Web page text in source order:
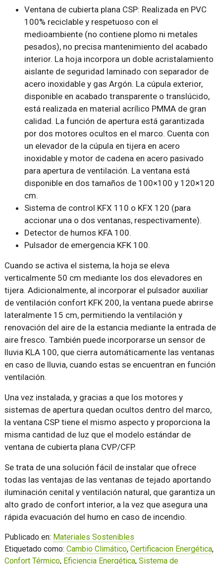
Ventana de cubierta plana CSP: Realizada en PVC
100% reciclable y respetuoso con el
medioambiente (no contiene plomo ni metales
pesados), no precisa mantenimiento del acabado
interior. La hoja incorpora un doble acristalamiento
aislante de seguridad laminado con separador de
acero inoxidable y gas Argón. La cúpula exterior,
disponible en acabado transparente o translúcido,
está realizada en material acrílico PMMA de gran
calidad. La función de apertura está garantizada
por dos motores ocultos en el marco. Cuenta con
un elevador de la cúpula en tijera en acero
inoxidable y motor de cadena en acero pasivado
para apertura de ventilación. La ventana está
disponible en dos tamaños de 100×100 y 120×120
cm.
Sistema de control KFX 110 o KFX 120 (para
accionar una o dos ventanas, respectivamente).
Detector de humos KFA 100.
Pulsador de emergencia KFK 100.
Cuando se activa el sistema, la hoja se eleva
verticalmente 50 cm mediante los dos elevadores en
tijera. Adicionalmente, al incorporar el pulsador auxiliar
de ventilación confort KFK 200, la ventana puede abrirse
lateralmente 15 cm, permitiendo la ventilación y
renovación del aire de la estancia mediante la entrada de
aire fresco. También puede incorporarse un sensor de
lluvia KLA 100, que cierra automáticamente las ventanas
en caso de lluvia, cuando estas se encuentran en función
ventilación.
Una vez instalada, y gracias a que los motores y
sistemas de apertura quedan ocultos dentro del marco,
la ventana CSP tiene el mismo aspecto y proporciona la
misma cantidad de luz que el modelo estándar de
ventana de cubierta plana CVP/CFP.
Se trata de una solución fácil de instalar que ofrece
todas las ventajas de las ventanas de tejado aportando
iluminación cenital y ventilación natural, que garantiza un
alto grado de confort interior, a la vez que asegura una
rápida evacuación del humo en caso de incendio.
Publicado en: Materiales Sostenibles
Etiquetado como: Cambio Climático, Certificacion Energética,
Confort Térmico, Eficiencia Energética, Sistema de